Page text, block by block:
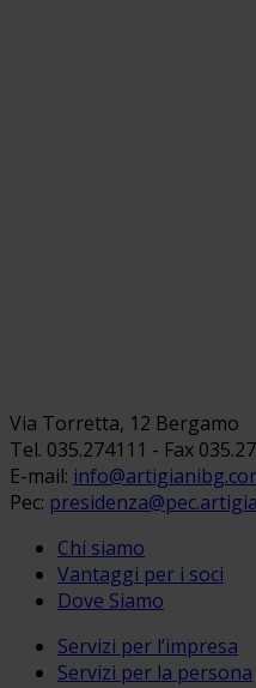
Via Torretta, 12 Bergamo
Tel. 035.274111 - Fax
E-mail:
Pec:
Chi siamo
Vantaggi per i soci
Dove Siamo
Servizi per l’impresa
Servizi per la persona